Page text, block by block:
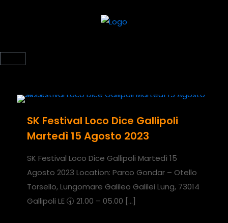
SK Festival Loco Dice Gallipoli
Martedì 15 Agosto 2023
SK Festival Loco Dice Gallipoli Martedì 15
Agosto 2023 Location: Parco Gondar – Otello
Torsello, Lungomare Galileo Galilei Lung, 73014
Gallipoli LE 🕣 21.00 – 05.00 […]